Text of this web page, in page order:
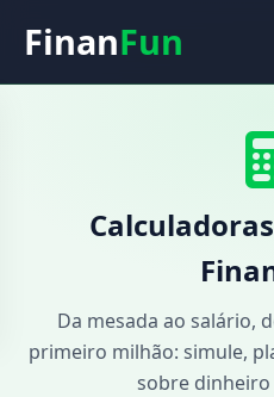
FinanFun
Da mesada ao salário,
primeiro milhão: simule,
sobre